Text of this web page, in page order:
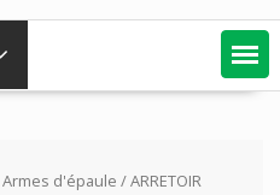
Armes d'épaule / ARRETOIR